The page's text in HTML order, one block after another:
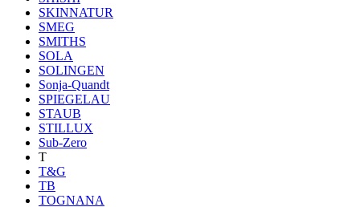
SKINNATUR
SMEG
SMITHS
SOLA
SOLINGEN
Sonja-Quandt
SPIEGELAU
STAUB
STILLUX
Sub-Zero
T
T&G
TB
TOGNANA